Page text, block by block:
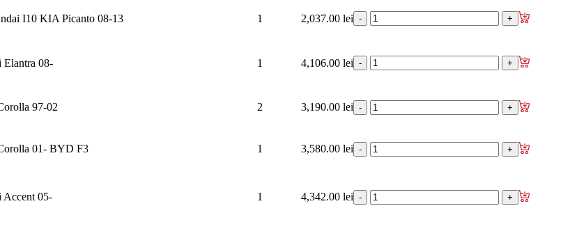
I10 KIA Picanto 08-13 1 2,037.00 lei
Elantra 08- 1 4,106.00 lei
97-02 2 3,190.00 lei
01- BYD F3 1 3,580.00 lei
Accent 05- 1 4,342.00 lei